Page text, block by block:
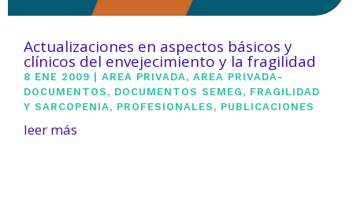
Actualizaciones en aspectos básicos y
clínicos del envejecimiento y la fragilidad
8 ENE 2009 |AREA PRIVADA ,AREA PRIVADA-
DOCUMENTOS , DOCUMENTOS SEMEG , FRAGILIDAD
Y SARCOPENIA , PROFESIONALES , PUBLICACIONES
leer más